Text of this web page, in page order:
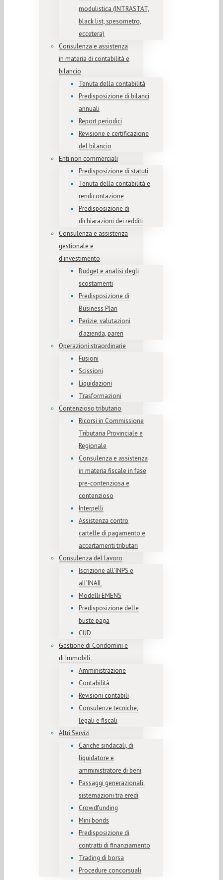
modulistica (INTRASTAT,
black list, spesometro,
eccetera)
Consulenza e assistenza
in materia di contabilità e
bilancio
Tenuta della contabilità
Predisposizione di bilanci
annuali
Report periodici
Revisione e certificazione
del bilancio
Enti non commerciali
Predisposizione di statuti
Tenuta della contabilità e
rendicontazione
Predisposizione di
dichiarazioni dei redditi
Consulenza e assistenza
gestionale e
d’investimento
Budget e analisi degli
scostamenti
Predisposizione di
Business Plan
Perizie, valutazioni
d’azienda, pareri
Operazioni straordinarie
Fusioni
Scissioni
Liquidazioni
Trasformazioni
Contenzioso tributario
Ricorsi in Commissione
Tributaria Provinciale e
Regionale
Consulenza e assistenza
in materia fiscale in fase
pre-contenziosa e
contenzioso
Interpelli
Assistenza contro
cartelle di pagamento e
accertamenti tributari
Consulenza del lavoro
Iscrizione all’INPS e
all’INAIL
Modelli EMENS
Predisposizione delle
buste paga
CUD
Gestione di Condomini e
di Immobili
Amministrazione
Contabilità
Revisioni contabili
Consulenze tecniche,
legali e fiscali
Altri Servizi
Cariche sindacali, di
liquidatore e
amministratore di beni
Passaggi generazionali,
sistemazioni tra eredi
Crowdfunding
Mini bonds
Predisposizione di
contratti di finanziamento
Trading di borsa
Procedure concorsuali